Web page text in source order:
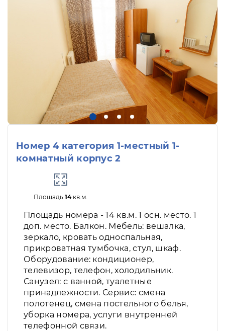
Номер 4 категория 1-местный 1-
комнатный корпус 2
Площадь14кв.м.
Площадь номера - 14 кв.м. 1 осн. место. 1
доп. место. Балкон. Мебель: вешалка,
зеркало, кровать односпальная,
прикроватная тумбочка, стул, шкаф.
Оборудование: кондиционер,
телевизор, телефон, холодильник.
Санузел: с ванной, туалетные
принадлежности. Сервис: смена
полотенец, смена постельного белья,
уборка номера, услуги внутренней
телефонной связи.